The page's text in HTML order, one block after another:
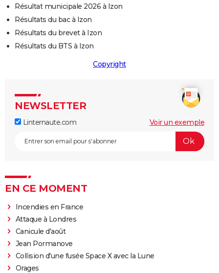
Résultat municipale 2026 à Izon
Résultats du bac à Izon
Résultats du brevet à Izon
Résultats du BTS à Izon
Copyright
NEWSLETTER
Linternaute.com Voir un exemple
EN CE MOMENT
Incendies en France
Attaque à Londres
Canicule d'août
Jean Pormanove
Collision d'une fusée Space X avec la Lune
Orages